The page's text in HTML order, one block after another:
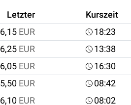
Letzter Kurszeit
EUR 18:23
EUR 13:38
EUR
16:30
EUR
08:42
EUR
08:02